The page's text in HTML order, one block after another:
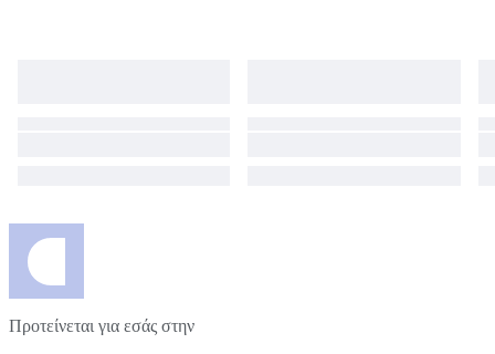
Προτείνεται για εσάς στην